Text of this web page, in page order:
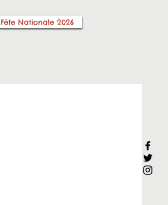
Fête Nationale 2026